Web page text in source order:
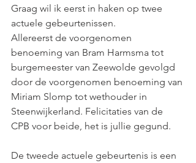
Graag wil ik eerst in haken op twee
actuele gebeurtenissen.
Allereerst de voorgenomen
benoeming van Bram Harmsma tot
burgemeester van Zeewolde gevolgd
door de voorgenomen benoeming van
Miriam Slomp tot wethouder in
Steenwijkerland. Felicitaties van de
CPB voor beide, het is jullie gegund.
De tweede actuele gebeurtenis is een